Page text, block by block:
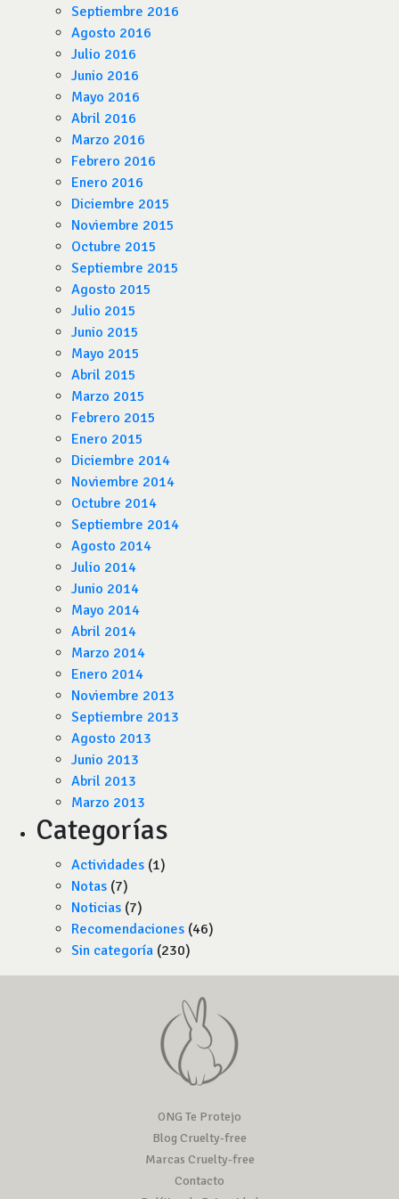
Septiembre 2016
Agosto 2016
Julio 2016
Junio 2016
Mayo 2016
Abril 2016
Marzo 2016
Febrero 2016
Enero 2016
Diciembre 2015
Noviembre 2015
Octubre 2015
Septiembre 2015
Agosto 2015
Julio 2015
Junio 2015
Mayo 2015
Abril 2015
Marzo 2015
Febrero 2015
Enero 2015
Diciembre 2014
Noviembre 2014
Octubre 2014
Septiembre 2014
Agosto 2014
Julio 2014
Junio 2014
Mayo 2014
Abril 2014
Marzo 2014
Enero 2014
Noviembre 2013
Septiembre 2013
Agosto 2013
Junio 2013
Abril 2013
Marzo 2013
Categorías
Actividades (1)
Notas (7)
Noticias (7)
Recomendaciones (46)
Sin categoría (230)
ONG Te Protejo
Blog Cruelty-free
Marcas Cruelty-free
Contacto